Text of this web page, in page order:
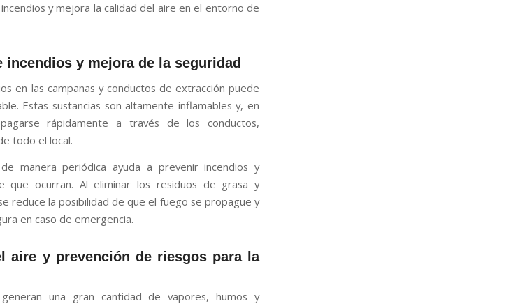
y mejora la calidad del aire en el entorno de
incendios y mejora de la seguridad
en las campanas y conductos de extracción puede
Estas sustancias son altamente inflamables y, en
rápidamente a través de los conductos,
todo el local.
manera periódica ayuda a prevenir incendios y
que ocurran. Al eliminar los residuos de grasa y
reduce la posibilidad de que el fuego se propague y
en caso de emergencia.
aire y prevención de riesgos para la
una gran cantidad de vapores, humos y